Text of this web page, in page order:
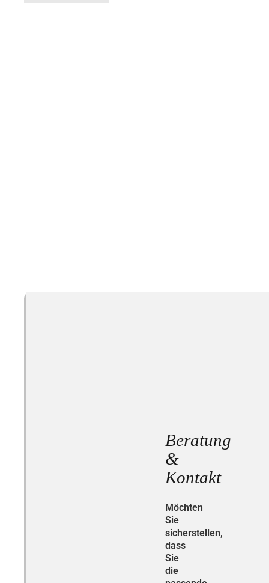
Beratung
&
Kontakt
Möchten
Sie
sicherstellen,
dass
Sie
die